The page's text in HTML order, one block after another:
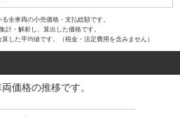
全車両の小売価格・支払総額です。
・解析し、算出した価格です。
した平均値です。（税金・法定費用を含みません）
価格の推移です。